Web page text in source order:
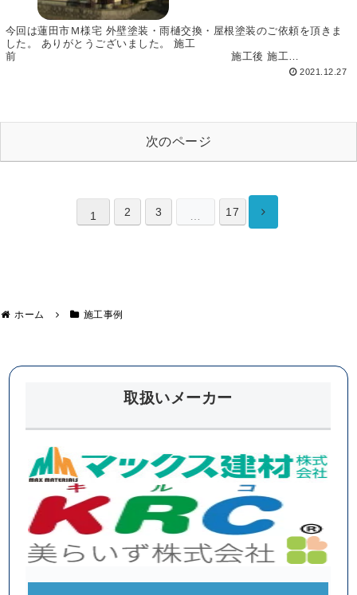
今回は蓮田市Ｍ様宅 外壁塗装・雨樋交換・屋根塗装のご依頼を頂きま
した。 ありがとうございました。 施工
前 施工後 施工
前 施工後...
2021.12.27
次のページ
1 2 3 17
次へ
ホーム 施工事例
取扱いメーカー